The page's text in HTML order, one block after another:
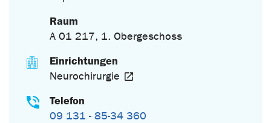
Raum
A 01 217, 1. Obergeschoss
Einrichtungen
Neurochirurgie
Telefon
09 131 - 85-34 360